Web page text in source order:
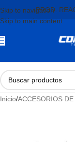
Skip to navigation
Skip to main content
PROD.
Inicio/ACCESORIOS